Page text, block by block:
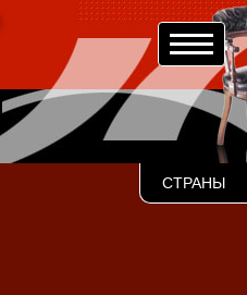
СТРАНЫ